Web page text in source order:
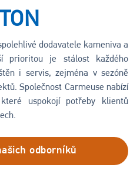
dodavatele kameniva a
prioritou je stálost každého
i servis, zejména v sezóně
Společnost Carmeuse nabízí
uspokojí potřeby klientů
odborníků